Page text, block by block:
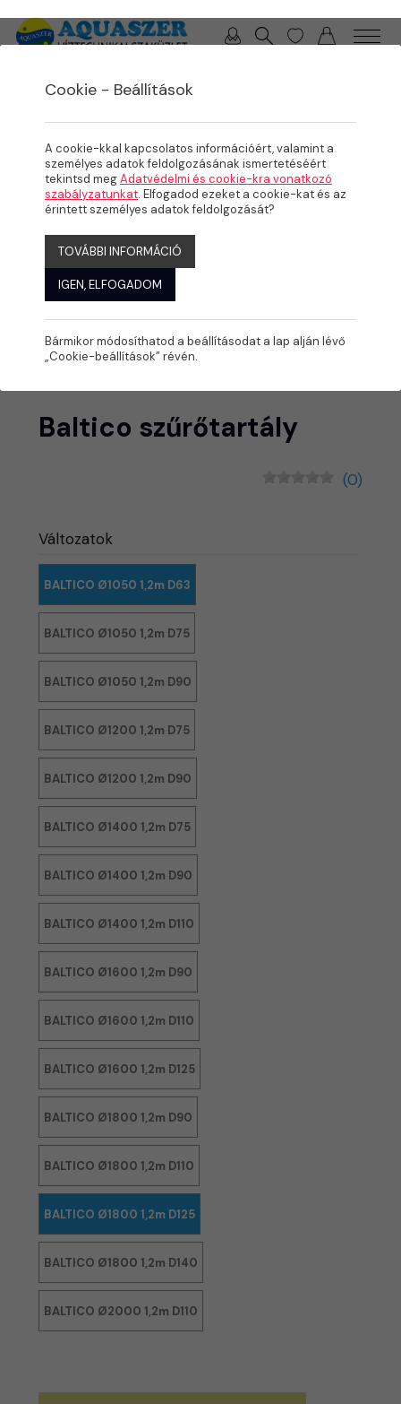
Baltico szűrőtartály
(0)
Változatok
BALTICO Ø1050 1,2m D63
BALTICO Ø1050 1,2m D75
BALTICO Ø1050 1,2m D90
BALTICO Ø1200 1,2m D75
BALTICO Ø1200 1,2m D90
BALTICO Ø1400 1,2m D75
BALTICO Ø1400 1,2m D90
BALTICO Ø1400 1,2m D110
BALTICO Ø1600 1,2m D90
BALTICO Ø1600 1,2m D110
BALTICO Ø1600 1,2m D125
BALTICO Ø1800 1,2m D90
BALTICO Ø1800 1,2m D110
BALTICO Ø1800 1,2m D125
BALTICO Ø1800 1,2m D140
BALTICO Ø2000 1,2m D110
Cookie - Beállítások
A cookie-kkal kapcsolatos információért, valamint a
személyes adatok feldolgozásának ismertetéséért
tekintsd megAdatvédelmi és cookie-kra vonatkozó
szabályzatunkat. Elfogadod ezeket a cookie-kat és az
érintett személyes adatok feldolgozását?
TOVÁBBI INFORMÁCIÓ
IGEN, ELFOGADOM
Bármikor módosíthatod a beállításodat a lap alján lévő
„Cookie-beállítások” révén.